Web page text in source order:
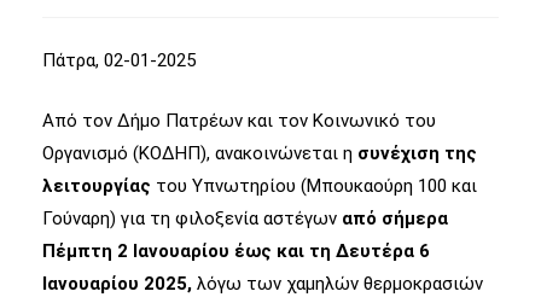
Πάτρα, 02-01-2025
Από τον Δήμο Πατρέων και τον Κοινωνικό του
Οργανισμό (ΚΟΔΗΠ), ανακοινώνεται η συνέχιση της
λειτουργίας του Υπνωτηρίου (Μπουκαούρη 100 και
Γούναρη) για τη φιλοξενία αστέγων από σήμερα
Πέμπτη 2 Ιανουαρίου έως και τη Δευτέρα 6
Ιανουαρίου 2025, λόγω των χαμηλών θερμοκρασιών